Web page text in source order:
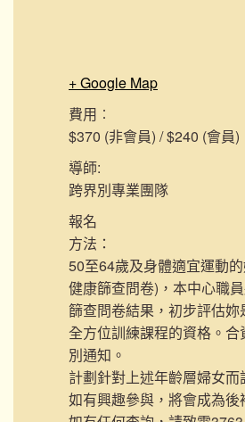
+ Google Map
費用︰
$370 (非會員) / $240 (會員)
導師:
跨界別專業團隊
報名
方法：
50至64歲及身體適宜運動
健康篩查問卷)，本中心職
篩查問卷結果，初步評估
全方位訓練課程的資格。
別通知。
計劃針對上述年齡層婦女
如有興趣參與，將會成為後